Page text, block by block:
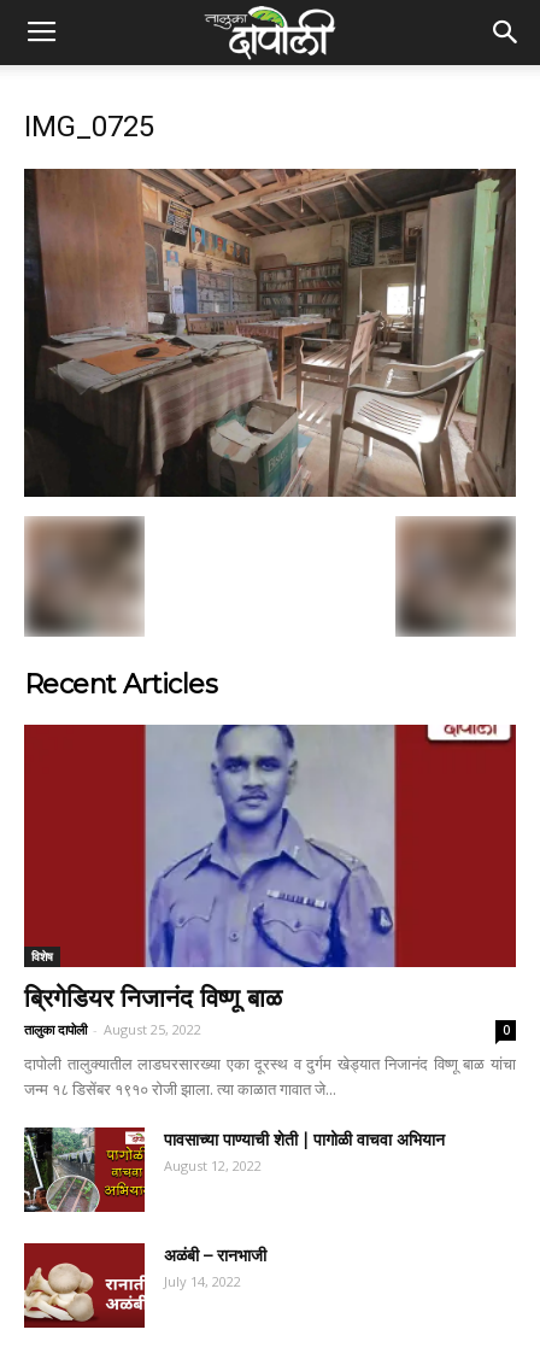
IMG_0725
Recent Articles
विशेष
ब्रिगेडियर निजानंद विष्णू बाळ
तालुका दापोली - August 25, 2022 0
दापोली तालुक्यातील लाडघरसारख्या एका दूरस्थ व दुर्गम खेड्यात निजानंद विष्णू बाळ यांचा
जन्म १८ डिसेंबर १९१० रोजी झाला. त्या काळात गावात जे...
पावसाच्या पाण्याची शेती | पागोळी वाचवा अभियान
August 12, 2022
अळंबी – रानभाजी
July 14, 2022